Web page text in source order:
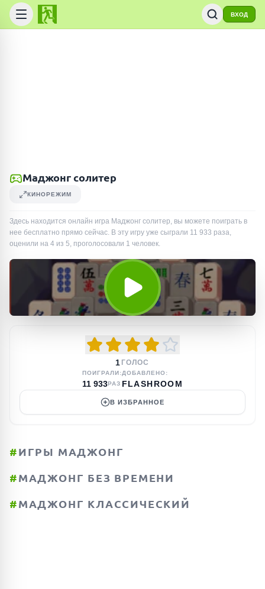
ВХОД
Маджонг солитер
КИНОРЕЖИМ
Здесь находится онлайн игра Маджонг солитер, вы можете поиграть в
нее бесплатно прямо сейчас. В эту игру уже сыграли 11 933 раза,
оценили на 4 из 5, проголосовали 1 человек.
1 ГОЛОС
ПОИГРАЛИ:
11 933РАЗ
ДОБАВЛЕНО:
FLASHROOM
В ИЗБРАННОЕ
#ИГРЫ МАДЖОНГ
#МАДЖОНГ БЕЗ ВРЕМЕНИ
#МАДЖОНГ КЛАССИЧЕСКИЙ